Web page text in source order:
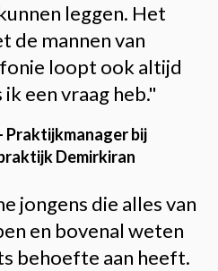
leggen. Het
de mannen van
loopt ook altijd
een vraag heb."
Praktijkmanager bij
Demirkiran
jongens die alles van
en bovenal weten
behoefte aan heeft.